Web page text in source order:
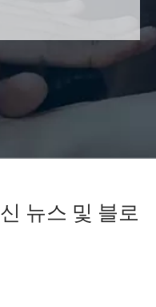
뉴스 및 블로